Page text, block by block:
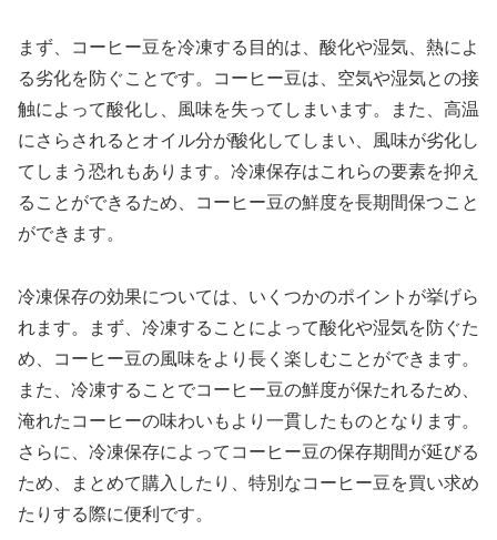
まず、コーヒー豆を冷凍する目的は、酸化や湿気、熱によ
る劣化を防ぐことです。コーヒー豆は、空気や湿気との接
触によって酸化し、風味を失ってしまいます。また、高温
にさらされるとオイル分が酸化してしまい、風味が劣化し
てしまう恐れもあります。冷凍保存はこれらの要素を抑え
ることができるため、コーヒー豆の鮮度を長期間保つこと
ができます。
冷凍保存の効果については、いくつかのポイントが挙げら
れます。まず、冷凍することによって酸化や湿気を防ぐた
め、コーヒー豆の風味をより長く楽しむことができます。
また、冷凍することでコーヒー豆の鮮度が保たれるため、
淹れたコーヒーの味わいもより一貫したものとなります。
さらに、冷凍保存によってコーヒー豆の保存期間が延びる
ため、まとめて購入したり、特別なコーヒー豆を買い求め
たりする際に便利です。